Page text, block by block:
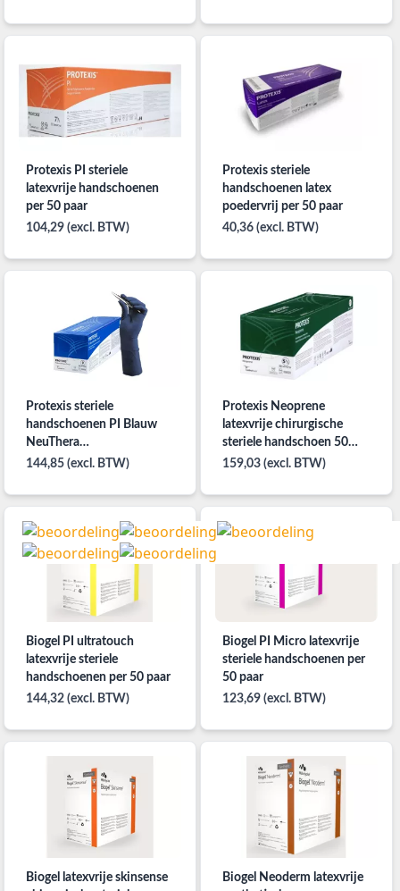
Protexis PI steriele
latexvrije handschoenen
per 50 paar
104,29 (excl. BTW)
Protexis steriele
handschoenen latex
poedervrij per 50 paar
40,36 (excl. BTW)
Protexis steriele
handschoenen PI Blauw
NeuThera
onderhandschoenen per
144,85 (excl. BTW)
Protexis Neoprene
latexvrije chirurgische
steriele handschoen 50
paar
159,03 (excl. BTW)
Biogel PI ultratouch
latexvrije steriele
handschoenen per 50 paar
144,32 (excl. BTW)
Biogel PI Micro latexvrije
steriele handschoenen per
50 paar
123,69 (excl. BTW)
Biogel latexvrije skinsense
Biogel Neoderm latexvrije